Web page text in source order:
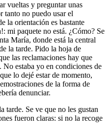
vueltas y preguntar unas
tanto no puedo usar el
la orientación es bastante
mi paquete no está. ¿Cómo? Se
María, donde está la central
la tarde. Pido la hoja de
las reclamaciones hay que
No estaba yo en condiciones de
lo dejé estar de momento,
de la forma de
denunciar.
tarde. Se ve que no les gustan
fueron claras: si no la recoge